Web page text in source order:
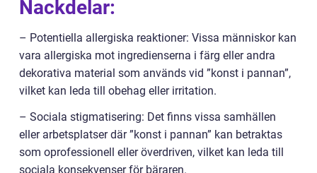
Nackdelar:
– Potentiella allergiska reaktioner: Vissa människor kan
vara allergiska mot ingredienserna i färg eller andra
dekorativa material som används vid ”konst i pannan”,
vilket kan leda till obehag eller irritation.
– Sociala stigmatisering: Det finns vissa samhällen
eller arbetsplatser där ”konst i pannan” kan betraktas
som oprofessionell eller överdriven, vilket kan leda till
sociala konsekvenser för bäraren.